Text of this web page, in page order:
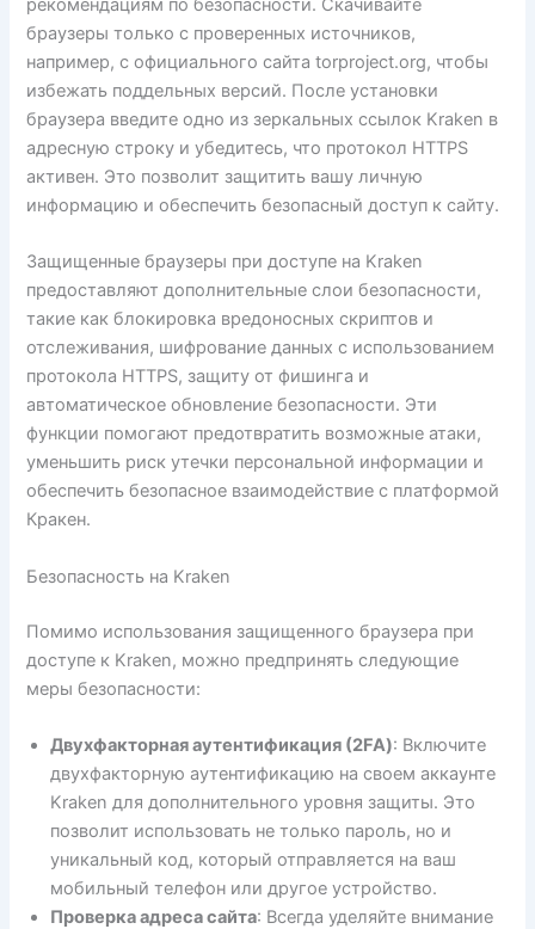
рекомендациям по безопасности. Скачивайте
браузеры только с проверенных источников,
например, с официального сайта torproject.org, чтобы
избежать поддельных версий. После установки
браузера введите одно из зеркальных ссылок Kraken в
адресную строку и убедитесь, что протокол HTTPS
активен. Это позволит защитить вашу личную
информацию и обеспечить безопасный доступ к сайту.
Защищенные браузеры при доступе на Kraken
предоставляют дополнительные слои безопасности,
такие как блокировка вредоносных скриптов и
отслеживания, шифрование данных с использованием
протокола HTTPS, защиту от фишинга и
автоматическое обновление безопасности. Эти
функции помогают предотвратить возможные атаки,
уменьшить риск утечки персональной информации и
обеспечить безопасное взаимодействие с платформой
Кракен.
Безопасность на Kraken
Помимо использования защищенного браузера при
доступе к Kraken, можно предпринять следующие
меры безопасности:
Двухфакторная аутентификация (2FA): Включите
двухфакторную аутентификацию на своем аккаунте
Kraken для дополнительного уровня защиты. Это
позволит использовать не только пароль, но и
уникальный код, который отправляется на ваш
мобильный телефон или другое устройство.
Проверка адреса сайта: Всегда уделяйте внимание